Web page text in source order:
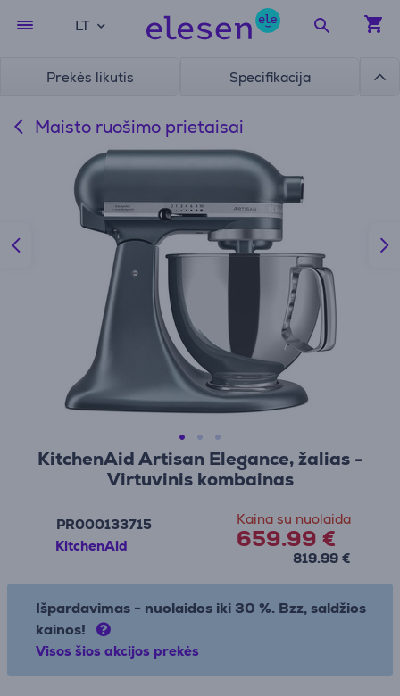
LT
Prekės likutis Specifikacija
Maisto ruošimo prietaisai
KitchenAid Artisan Elegance, žalias -
Virtuvinis kombainas
PR000133715
KitchenAid
Kaina su nuolaida
659.99 €
819.99 €
Išpardavimas - nuolaidos iki 30 %. Bzz, saldžios
kainos!
Visos šios akcijos prekės